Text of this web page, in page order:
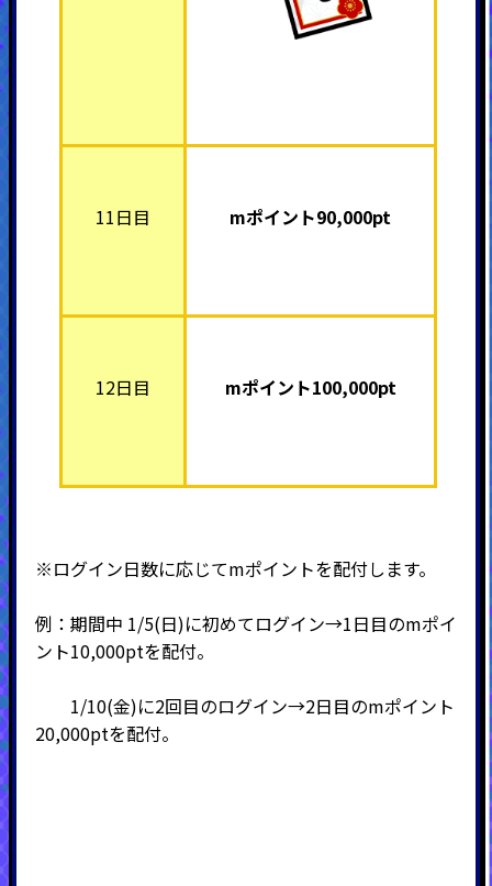
11日目 mポイント90,000pt
12日目 mポイント100,000pt
※ログイン日数に応じてmポイントを配付します。
例：期間中 1/5(日)に初めてログイン→1日目のmポイ
ント10,000ptを配付。
1/10(金)に2回目のログイン→2日目のmポイント
20,000ptを配付。